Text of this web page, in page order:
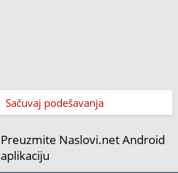
Sačuvaj podešavanja
Preuzmite Naslovi.net Android
aplikaciju